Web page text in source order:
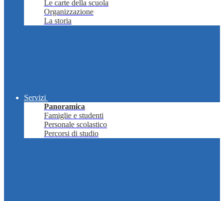
Le carte della scuola
Organizzazione
La storia
Servizi
Panoramica
Famiglie e studenti
Personale scolastico
Percorsi di studio